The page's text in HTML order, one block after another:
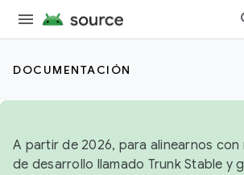
DOCUMENTACIÓN
A partir de 2026, para alinearnos
de desarrollo llamado Trunk Stable y